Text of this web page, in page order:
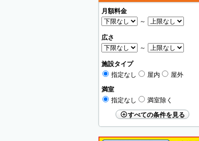
月額料金
～
広さ
～
施設タイプ
指定なし
屋内
屋外
満室
指定なし
満室除く
すべての条件を見る